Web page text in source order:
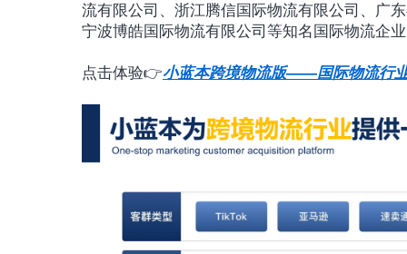
流有限公司、浙江腾信国际物流有限公司、广
宁波博皓国际物流有限公司等知名国际物流企业
点击体验👉小蓝本跨境物流版——国际物流行